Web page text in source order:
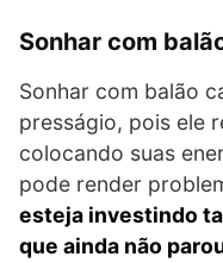
Sonhar com
Sonhar com balão
presságio, pois ele
colocando suas
pode render
esteja investindo
que ainda não